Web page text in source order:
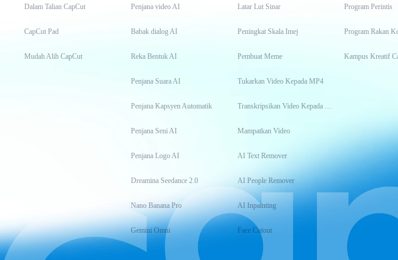
Dalam Talian CapCut
CapCut Pad
Mudah Alih CapCut
Penjana video AI
Babak dialog AI
Reka Bentuk AI
Penjana Suara AI
Penjana Kapsyen Automatik
Penjana Seni AI
Penjana Logo AI
Dreamina Seedance 2.0
Nano Banana Pro
Gemini Omni
Latar Lut Sinar
Peningkat Skala Imej
Pembuat Meme
Tukarkan Video Kepada MP4
Transkripsikan Video Kepada Teks
Mampatkan Video
AI Text Remover
AI People Remover
AI Inpainting
Face Cutout
Program Perintis
Program Rakan
Kampus Kreatif